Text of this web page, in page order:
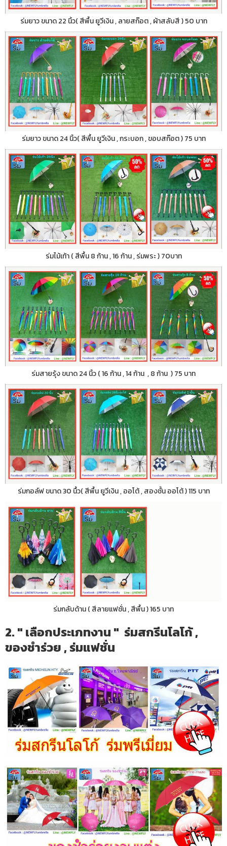
ร่มยาว ขนาด 22 นิ้ว( สีพื้น ยูวีเงิน , ลายสก๊อต , ผ้าสลับสี ) 50 บาท
ร่มยาว ขนาด 24 นิ้ว( สีพื้น ยูวีเงิน , กระบอก , ขอบสก๊อต ) 75 บาท
ร่มไม้เท้า ( สีพื้น 8 ก้าน , 16 ก้าน , ร่มพระ ) 70บาท
ร่มสายรุ้ง ขนาด 24 นิ้ว ( 16 ก้าน , 14 ก้าน , 8 ก้าน ) 75 บาท
ร่มกอล์ฟ ขนาด 30 นื้ว( สีพื้น ยูวีเงิน , ออโต้ , สองชั้น ออโต้ ) 115 บาท
ร่มกลับด้าน ( สีลายแฟชั่น , สีพื้น ) 165 บาท
2. " เลือกประเภทงาน " ร่มสกรีนโลโก้ ,
ของชำร่วย , ร่มแฟชั่น